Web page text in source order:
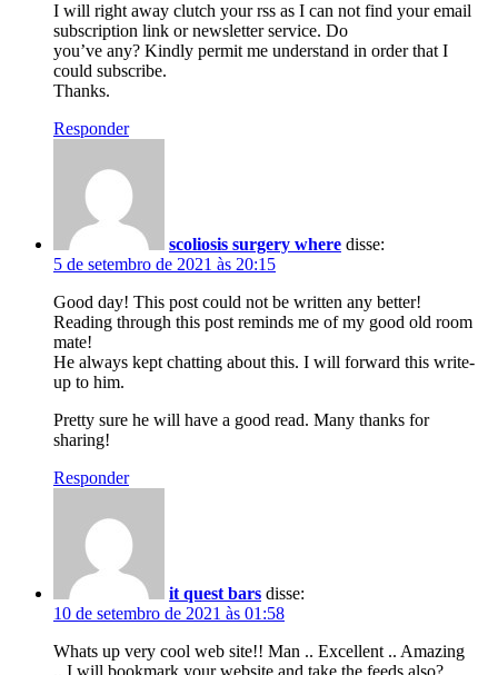
I will right away clutch your rss as I can not find your email
subscription link or newsletter service. Do
you’ve any? Kindly permit me understand in order that I
could subscribe.
Thanks.
Responder
scoliosis surgery where disse:
5 de setembro de 2021 às 20:15
Good day! This post could not be written any better!
Reading through this post reminds me of my good old room
mate!
He always kept chatting about this. I will forward this write-
up to him.
Pretty sure he will have a good read. Many thanks for
sharing!
Responder
it quest bars disse:
10 de setembro de 2021 às 01:58
Whats up very cool web site!! Man .. Excellent .. Amazing